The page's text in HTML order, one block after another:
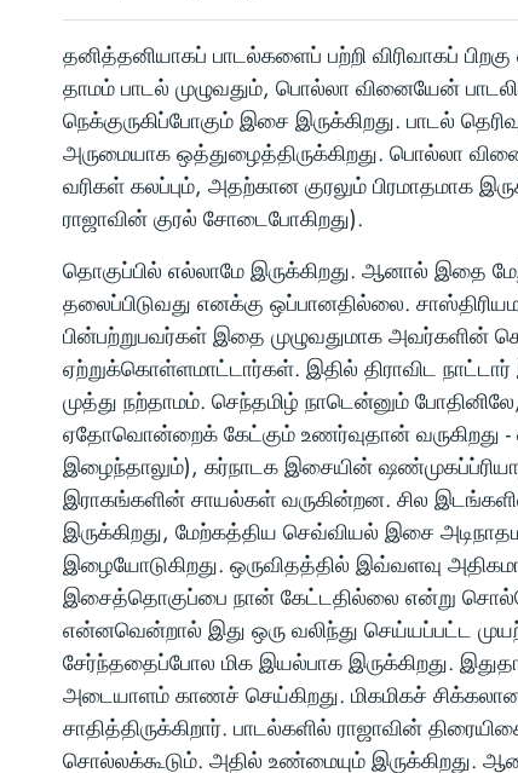
தனித்தனியாகப் பாடல்களைப் பற்றி விரிவாகப்
தாமம் பாடல் முழுவதும், பொல்லா வினையேன்
நெக்குருகிப்போகும் இசை இருக்கிறது. பாடல்
அருமையாக ஒத்துழைத்திருக்கிறது. பொல்லா
வரிகள் கலப்பும், அதற்கான குரலும் பிரமாதமாக
ராஜாவின் குரல் சோடைபோகிறது).
தொகுப்பில் எல்லாமே இருக்கிறது. ஆனால் இதை
தலைப்பிடுவது எனக்கு ஒப்பானதில்லை.
பின்பற்றுபவர்கள் இதை முழுவதுமாக அவர்களின்
ஏற்றுக்கொள்ளமாட்டார்கள். இதில் திராவிட நாட்டார்
முத்து நற்தாமம். செந்தமிழ் நாடென்னும்
ஏதோவொன்றைக் கேட்கும் உணர்வுதான்
இழைந்தாலும்), கர்நாடக இசையின்
இராகங்களின் சாயல்கள் வருகின்றன. சில
இருக்கிறது, மேற்கத்திய செவ்வியல் இசை
இழையோடுகிறது. ஒருவிதத்தில் இவ்வளவு
இசைத்தொகுப்பை நான் கேட்டதில்லை என்று
என்னவென்றால் இது ஒரு வலிந்து செய்யப்பட்ட
சேர்ந்ததைப்போல மிக இயல்பாக இருக்கிறது.
அடையாளம் காணச் செய்கிறது. மிகமிகச்
சாதித்திருக்கிறார். பாடல்களில் ராஜாவின்
சொல்லக்கூடும். அதில் உண்மையும் இருக்கிறது.